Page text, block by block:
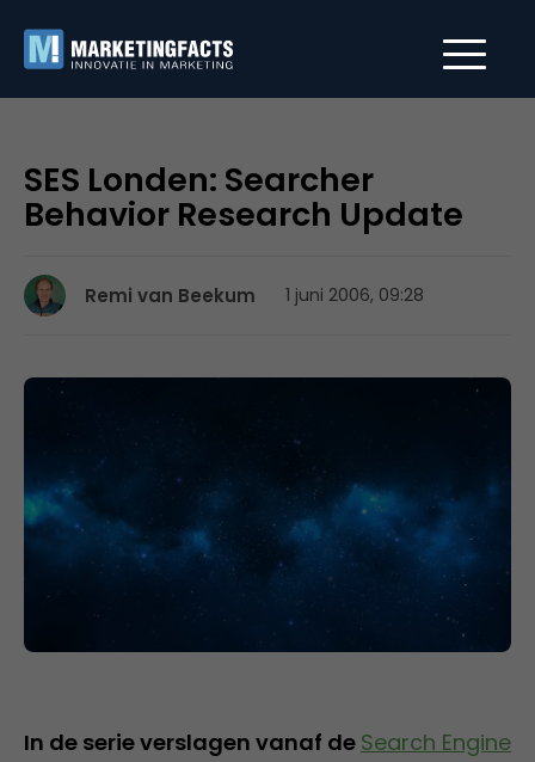
SES Londen: Searcher
Behavior Research Update
Remi van Beekum 1 juni 2006, 09:28
In de serie verslagen vanaf de Search Engine